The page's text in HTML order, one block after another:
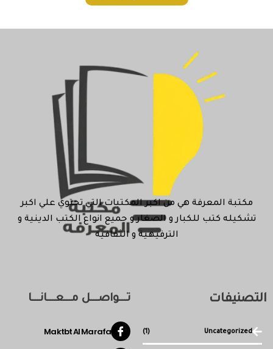
مكتبة المعرفة هي من اكبر المكتبات التي تحتوي علي اكبر
تشكيله كتب للكبار و الصغار و جميع انواع الكتب الدينية و
الترفيهية و الثقافية
التصنيفات
Uncategorized
(1)
تـــواصـــل مـــعـــانـــا
Maktbt Al Marafa